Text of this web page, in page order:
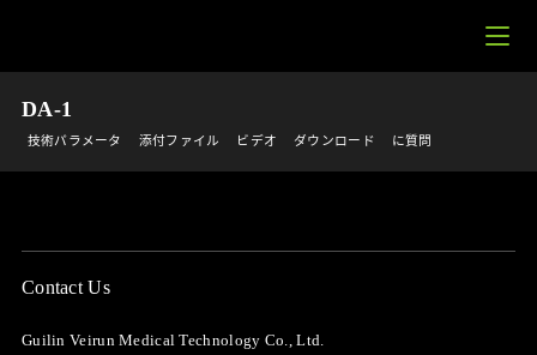
DA-1
技術パラメータ 添付ファイル ビデオ ダウンロード に質問
Contact Us
Guilin Veirun Medical Technology Co., Ltd.